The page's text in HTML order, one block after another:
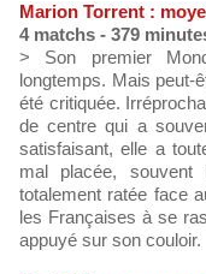
Marion Torrent :
4 matchs - 379
> Son premier
longtemps. Mais peut-
été critiquée.
de centre qui a
satisfaisant, elle a
mal placée,
totalement ratée face
les Françaises à se
appuyé sur son couloir.